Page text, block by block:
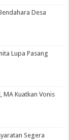
Desa
Lupa Pasang
MA Kuatkan Vonis
Segera